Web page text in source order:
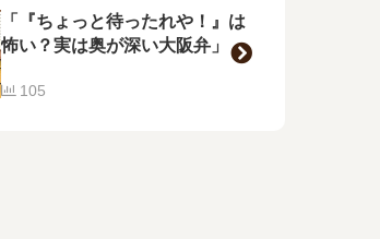
「『ちょっと待ったれや！』は
怖い？実は奥が深い大阪弁」
105